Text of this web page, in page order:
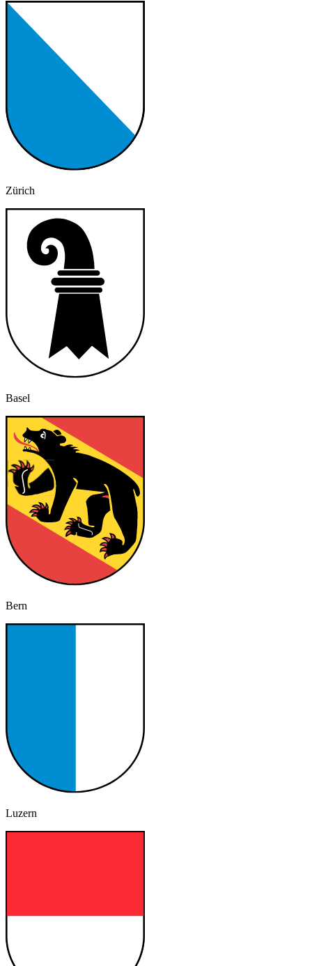
Zürich
Basel
Bern
Luzern